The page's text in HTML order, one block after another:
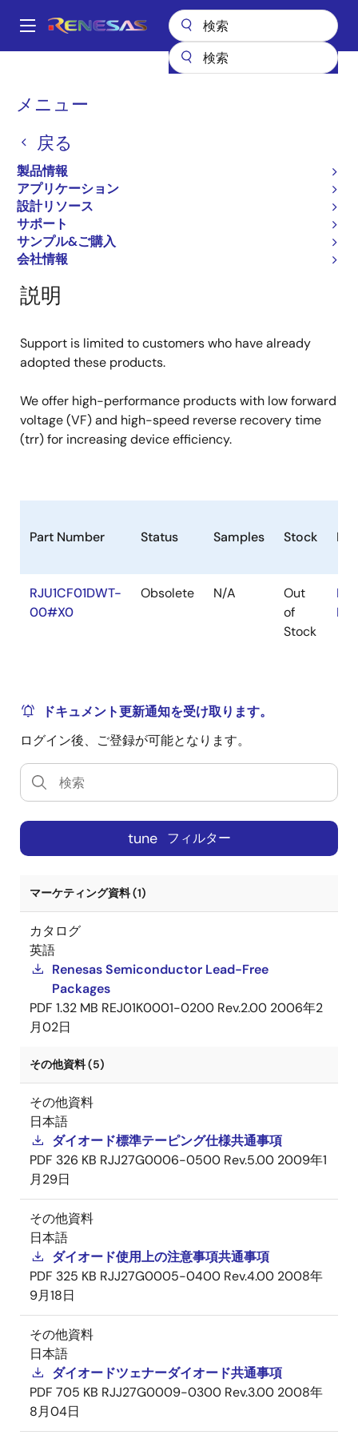
ン
Main
メニュー
戻る
製品情報
アプリケーション
設計リソース
サポート
サンプル&ご購入
会社情報
パ
く
ず
RJU1CF01DWT
RJU1CF01DWT
廃止品
Fast Recovery Diodes
概要
説明
Support is limited to customers who have already
adopted these products.
We offer high-performance products with low forward
voltage (VF) and high-speed reverse recovery time
(trr) for increasing device efficiency.
Part Number Status Samples Stock
RJU1CF01DWT-
00#X0
Obsolete N/A
Out
of
Stock
ドキュメント更新通知を受け取ります。
ログイン後、ご登録が可能となります。
tune フィルター
マーケティング資料 (1)
カタログ
英語
Renesas Semiconductor Lead-Free
Packages
PDF 1.32 MB REJ01K0001-0200 Rev.2.00 2006年2
月02日
その他資料 (5)
その他資料
日本語
ダイオード標準テーピング仕様共通事項
PDF 326 KB RJJ27G0006-0500 Rev.5.00 2009年1
月29日
その他資料
日本語
ダイオード使用上の注意事項共通事項
PDF 325 KB RJJ27G0005-0400 Rev.4.00 2008年
9月18日
その他資料
日本語
ダイオードツェナーダイオード共通事項
PDF 705 KB RJJ27G0009-0300 Rev.3.00 2008年
8月04日